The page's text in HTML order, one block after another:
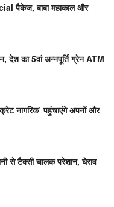
पैकेज, बाबा महाकाल और
देश का 5वां अन्नपूर्ति ग्रेन ATM
नागरिक’ पहुंचाएंगे अपनों और
से टैक्सी चालक परेशान, घेराव